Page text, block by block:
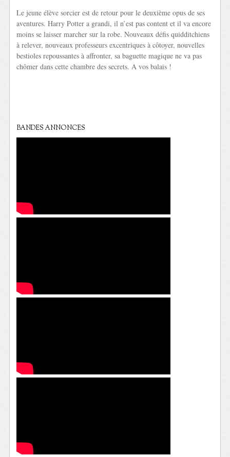
Le jeune élève sorcier est de retour pour le deuxième opus de ses
aventures. Harry Potter a grandi, il n’est pas content et il va encore
moins se laisser marcher sur la robe. Nouveaux défis quidditchiens
à relever, nouveaux professeurs excentriques à côtoyer, nouvelles
bestioles repoussantes à affronter, sa baguette magique ne va pas
chômer dans cette chambre des secrets. A vos balais !
BANDES ANNONCES